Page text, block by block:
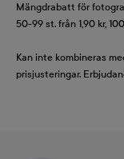
Mängdrabatt för
50-99 st. från 1,90 kr,
Kan inte kombineras
prisjusteringar.